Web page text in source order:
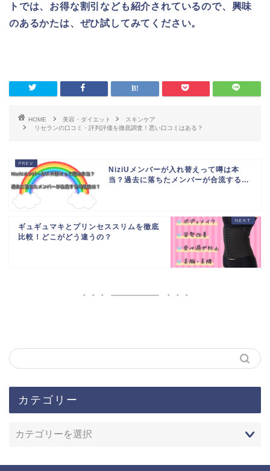
トでは、お得な割引なども紹介されているので、興味
のあるかたは、ぜひ試してみてください。
HOME 美容・ダイエット
スキンケア
リセランの口コミ・評判評価を徹底調査！悪い口コミはある？
NiziUメンバーが入れ替えって噂は本
当？過去に落ちたメンバーが合流する...
ギュギュマキとプリンセススリムを徹底
比較！どこがどう違うの？
カテゴリー